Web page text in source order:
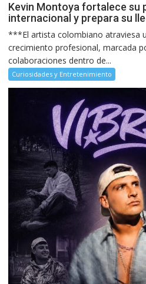
Kevin Montoya fortalece su
internacional y prepara su
***El artista colombiano atraviesa
crecimiento profesional, marcada
colaboraciones dentro de...
Curiosidades y Entretenimiento